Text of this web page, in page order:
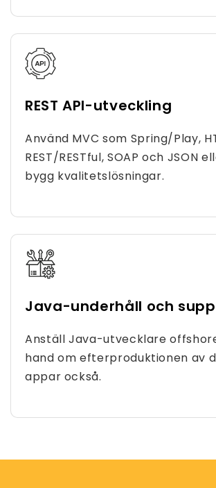
REST API-utveckling
Använd MVC som Spring/Play,
REST/RESTful, SOAP och JSON
bygg kvalitetslösningar.
Java-underhåll och
Anställ Java-utvecklare
hand om efterproduktionen av
appar också.